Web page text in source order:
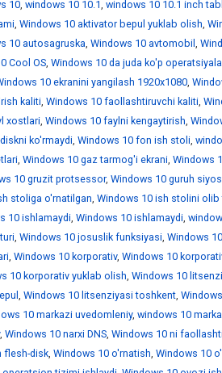
10, windows 10 10.1, windows 10 10.1 inch
, Windows 10 aktivator bepul yuklab olish,
10 autosagruska, Windows 10 avtomobil ,
Cool OS, Windows 10 da juda ko'p
10 ekranini yangilash 1920x1080,
kaliti, Windows 10 faollashtiruvchi kaliti,
xostlari, Windows 10 faylni kengaytirish,
ko'rmaydi, Windows 10 fon ish stoli,
, Windows 10 gaz tarmog'i ekrani, Windows
10 gruzit protsessor, Windows 10 guruh
stoliga o'rnatilgan, Windows 10 ish stolini olib
10 ishlamaydi, Windows 10 ishlamaydi,
, Windows 10 josuslik funksiyasi, Windows
, Windows 10 korporativ, Windows 10
10 korporativ yuklab olish, Windows 10
, Windows 10 litsenziyasi toshkent,
10 markazi uvedomleniy, windows 10
, Windows 10 narxi DNS, Windows 10 ni
flesh-disk, Windows 10 o'rnatish, Windows 10